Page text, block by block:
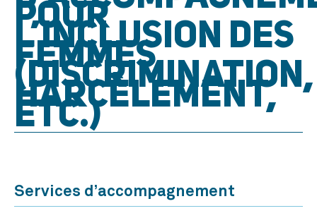
POUR
L’INCLUSION DES
FEMMES
(DISCRIMINATION,
HARCÈLEMENT,
ETC.)
Services d’accompagnement